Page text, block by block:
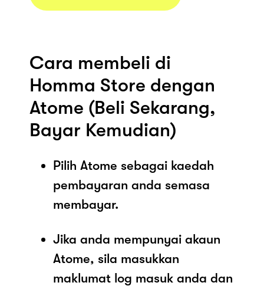
Cara membeli di
Homma Store dengan
Atome (Beli Sekarang,
Bayar Kemudian)
Pilih Atome sebagai kaedah
pembayaran anda semasa
membayar.
Jika anda mempunyai akaun
Atome, sila masukkan
maklumat log masuk anda dan